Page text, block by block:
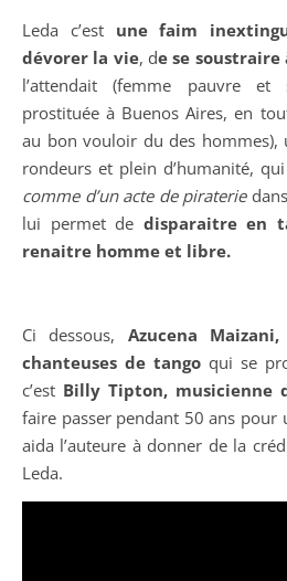
Leda c’est une faim
dévorer la vie, de se
l’attendait (femme pauvre
prostituée à Buenos Aires, en
au bon vouloir du des hommes),
rondeurs et plein d’humanité,
comme d’un acte de piraterie
lui permet de disparaitre en
renaitre homme et libre.
Ci dessous, Azucena
chanteuses de tango qui se
c’est Billy Tipton, musicienne
faire passer pendant 50 ans
aida l’auteure à donner de la
Leda.